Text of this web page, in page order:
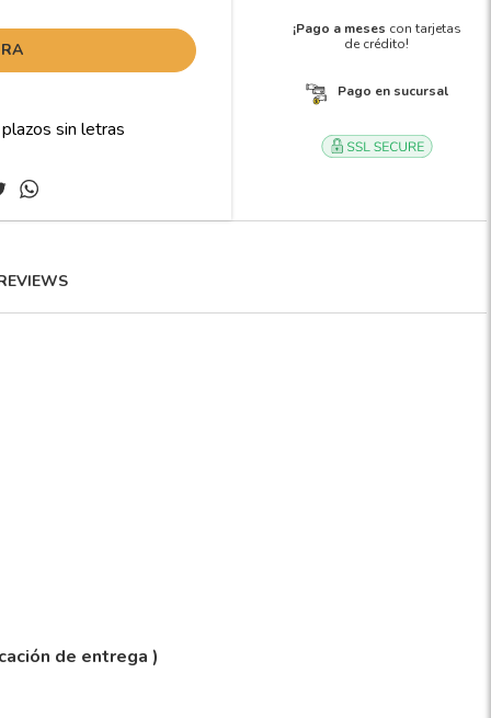
¡Pago a meses con tarjetas
de crédito!
Pago en sucursal
de entrega )